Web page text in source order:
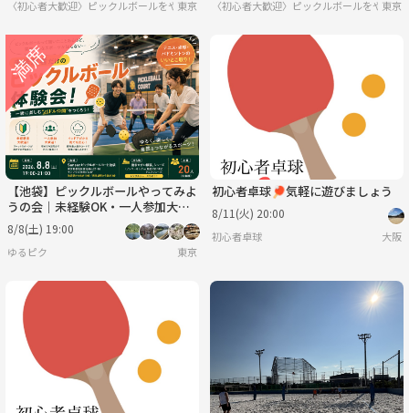
〈初心者大歓迎〉ピックルボールをやろう
東京 〈初心者大歓迎〉ピックルボールをやろう
東京
【池袋】ピックルボールやってみよ
うの会｜未経験OK・一人参加大歓
迎
8/8(土) 19:00
ゆるピク 東京
初心者卓球🏓気軽に遊びましょう
8/11(火) 20:00
初心者卓球 大阪